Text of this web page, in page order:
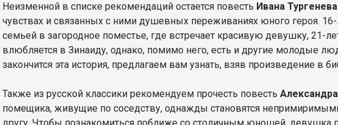
Неизменной в списке рекомендаций остается повесть Ивана
чувствах и связанных с ними душевных переживаниях юного героя.
семьей в загородное поместье, где встречает красивую девушку, 21-
влюбляется в Зинаиду, однако, помимо него, есть и другие молодые
закончится эта история, предлагаем вам узнать, взяв произведение в
Также из русской классики рекомендуем прочесть повесть
помещика, живущие по соседству, однажды становятся